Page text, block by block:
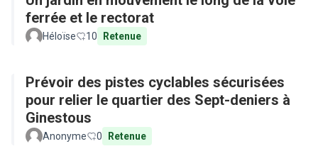
ferrée et le rectorat
Héloïse 10 Retenue
Prévoir des pistes cyclables sécurisées
pour relier le quartier des Sept-deniers à
Ginestous
Anonyme 0 Retenue